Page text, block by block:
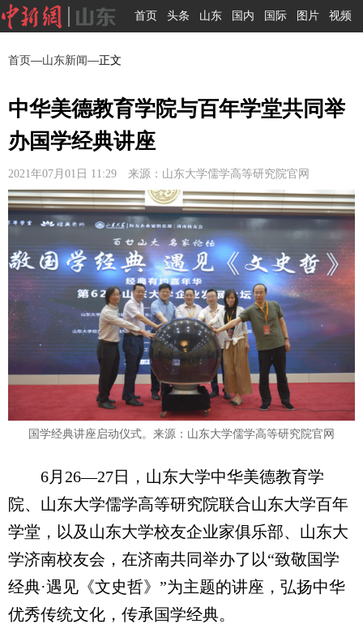
首页 头条 山东 国内 国际 图片 视频
首页—山东新闻—正文
中华美德教育学院与百年学堂共同举
办国学经典讲座
2021年07月01日 11:29 来源：山东大学儒学高等研究院官网
国学经典讲座启动仪式。来源：山东大学儒学高等研究院官网
6月26—27日，山东大学中华美德教育学
院、山东大学儒学高等研究院联合山东大学百年
学堂，以及山东大学校友企业家俱乐部、山东大
学济南校友会，在济南共同举办了以“致敬国学
经典·遇见《文史哲》”为主题的讲座，弘扬中华
优秀传统文化，传承国学经典。